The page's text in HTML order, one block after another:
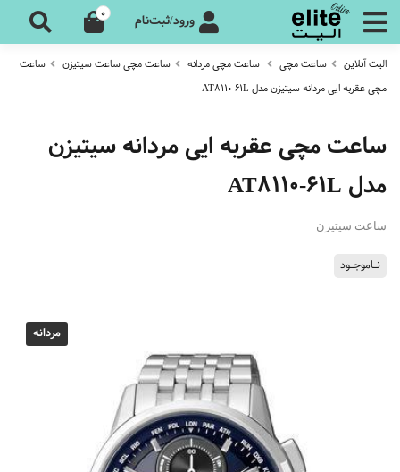
ورود/ثبت‌نام 0
الیت آنلاین ساعت مچی ساعت مچی مردانه ساعت مچی ساعت سیتیزن
ساعت
مچی عقربه ایی مردانه سیتیزن مدل AT8110-61L
ساعت مچی عقربه ایی مردانه سیتیزن
مدل AT8110-61L
ساعت سیتیزن
نـاموجـود
مردانه